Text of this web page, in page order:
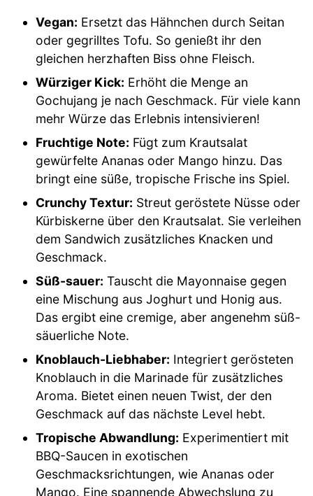
Vegan: Ersetzt das Hähnchen durch Seitan
oder gegrilltes Tofu. So genießt ihr den
gleichen herzhaften Biss ohne Fleisch.
Würziger Kick: Erhöht die Menge an
Gochujang je nach Geschmack. Für viele kann
mehr Würze das Erlebnis intensivieren!
Fruchtige Note: Fügt zum Krautsalat
gewürfelte Ananas oder Mango hinzu. Das
bringt eine süße, tropische Frische ins Spiel.
Crunchy Textur: Streut geröstete Nüsse oder
Kürbiskerne über den Krautsalat. Sie verleihen
dem Sandwich zusätzliches Knacken und
Geschmack.
Süß-sauer: Tauscht die Mayonnaise gegen
eine Mischung aus Joghurt und Honig aus.
Das ergibt eine cremige, aber angenehm süß-
säuerliche Note.
Knoblauch-Liebhaber: Integriert gerösteten
Knoblauch in die Marinade für zusätzliches
Aroma. Bietet einen neuen Twist, der den
Geschmack auf das nächste Level hebt.
Tropische Abwandlung: Experimentiert mit
BBQ-Saucen in exotischen
Geschmacksrichtungen, wie Ananas oder
Mango. Eine spannende Abwechslung zu